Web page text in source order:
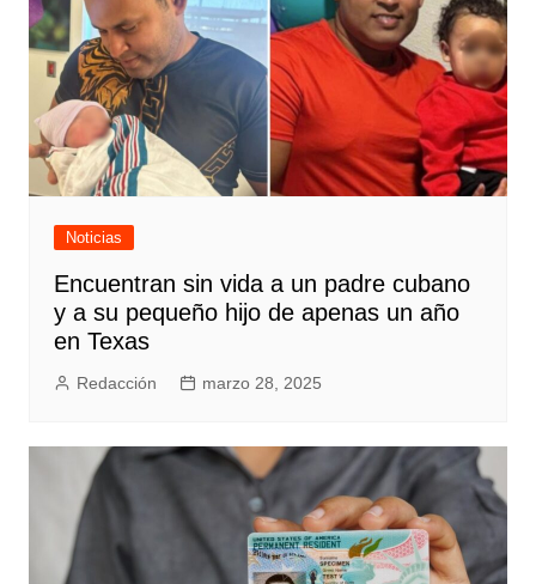
Noticias
Encuentran sin vida a un padre cubano
y a su pequeño hijo de apenas un año
en Texas
Redacción marzo 28, 2025